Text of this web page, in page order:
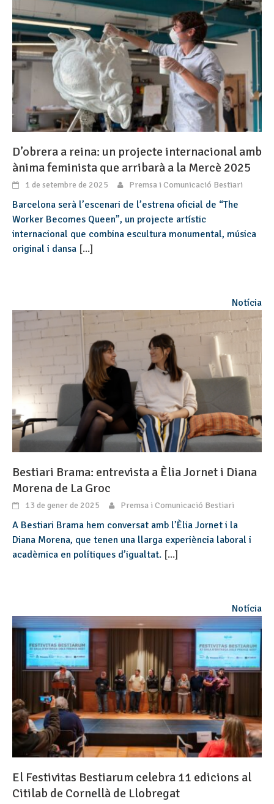
D’obrera a reina: un projecte internacional amb
ànima feminista que arribarà a la Mercè 2025
1 de setembre de 2025 Premsa i Comunicació Bestiari
Barcelona serà l’escenari de l’estrena oficial de “The
Worker Becomes Queen”, un projecte artístic
internacional que combina escultura monumental, música
original i dansa [...]
Notícia
Bestiari Brama: entrevista a Èlia Jornet i Diana
Morena de La Groc
13 de gener de 2025 Premsa i Comunicació Bestiari
A Bestiari Brama hem conversat amb l’Èlia Jornet i la
Diana Morena, que tenen una llarga experiència laboral i
acadèmica en polítiques d’igualtat. [...]
Notícia
El Festivitas Bestiarum celebra 11 edicions al
Citilab de Cornellà de Llobregat